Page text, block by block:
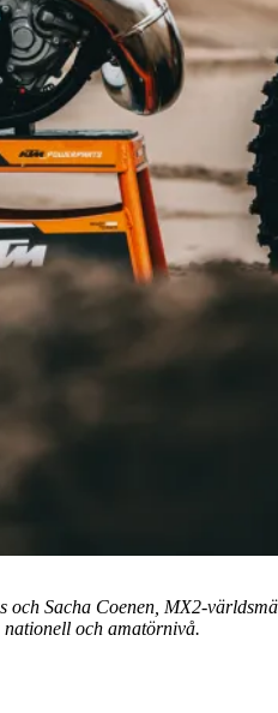
Sacha Coenen, MX2-
och amatörnivå.